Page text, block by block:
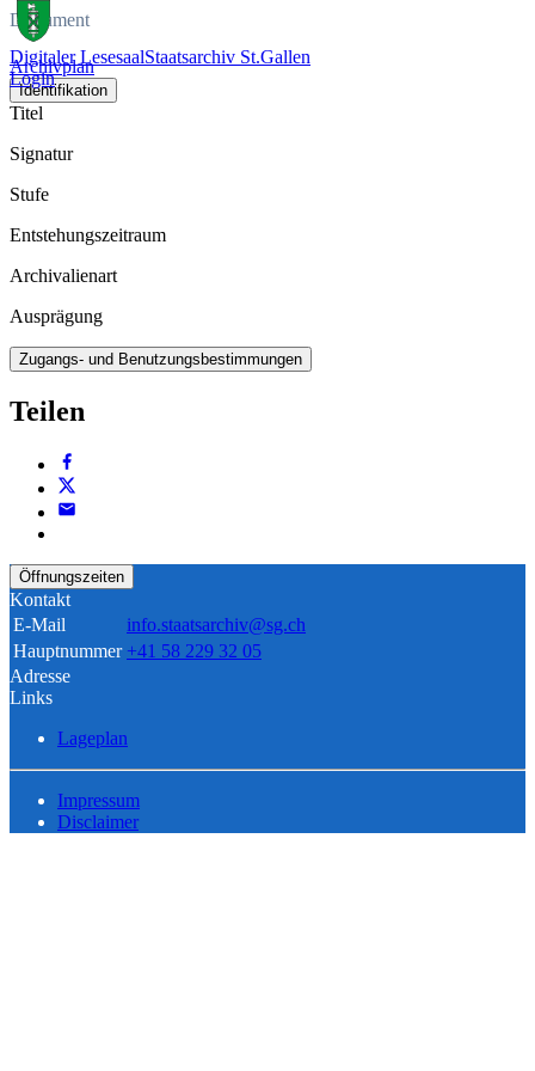
Digitaler LesesaalStaatsarchiv St.Gallen
Login
Dokument
Archivplan
Identifikation
Titel
Signatur
Stufe
Entstehungszeitraum
Archivalienart
Ausprägung
Zugangs- und Benutzungsbestimmungen
Teilen
Öffnungszeiten
Kontakt
E-Mail
info.staatsarchiv@sg.ch
Hauptnummer +41 58 229 32 05
Adresse
Links
Lageplan
Impressum
Disclaimer